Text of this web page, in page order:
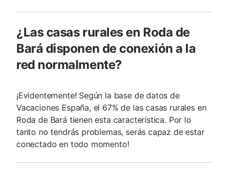
¿Las casas rurales en Roda de
Bará disponen de conexión a la
red normalmente?
¡Evidentemente! Según la base de datos de
Vacaciones España, el 67% de las casas rurales en
Roda de Bará tienen esta característica. Por lo
tanto no tendrás problemas, serás capaz de estar
conectado en todo momento!